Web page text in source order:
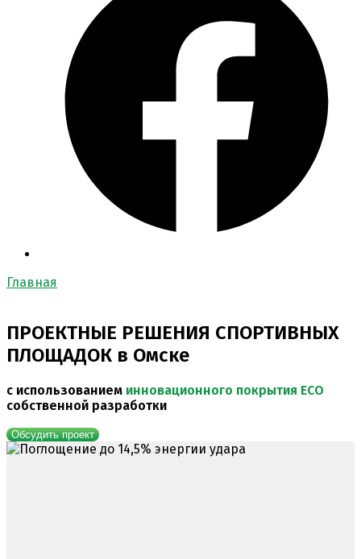
Главная
ПРОЕКТНЫЕ РЕШЕНИЯ СПОРТИВНЫХ
ПЛОЩАДОК в Омске
с использованием инновационного покрытия ECO
собственной разработки
Обсудить проект